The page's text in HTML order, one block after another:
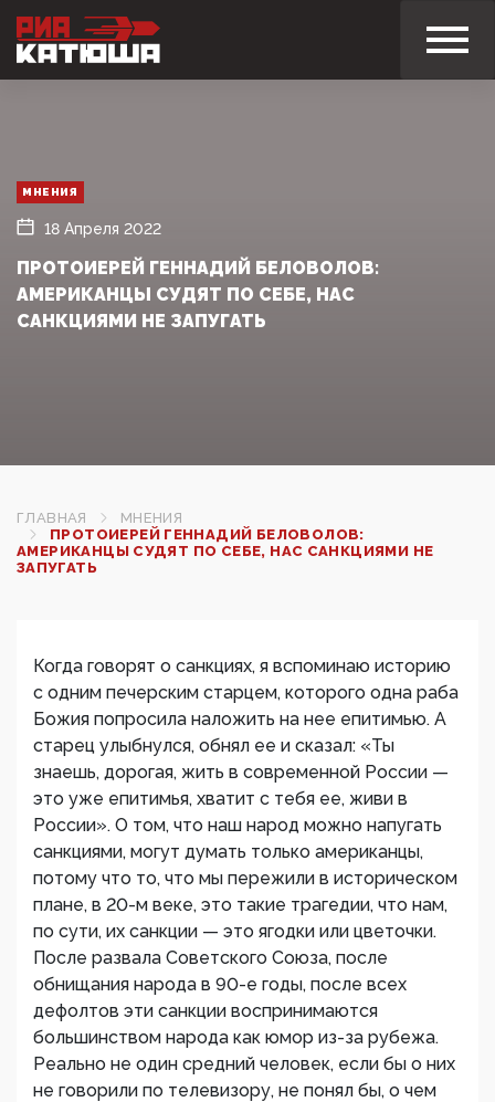
МНЕНИЯ
18 Апреля 2022
ПРОТОИЕРЕЙ ГЕННАДИЙ БЕЛОВОЛОВ:
АМЕРИКАНЦЫ СУДЯТ ПО СЕБЕ, НАС
САНКЦИЯМИ НЕ ЗАПУГАТЬ
ГЛАВНАЯ
МНЕНИЯ
ПРОТОИЕРЕЙ ГЕННАДИЙ БЕЛОВОЛОВ:
АМЕРИКАНЦЫ СУДЯТ ПО СЕБЕ, НАС САНКЦИЯМИ НЕ
ЗАПУГАТЬ
Когда говорят о санкциях, я вспоминаю историю
с одним печерским старцем, которого одна раба
Божия попросила наложить на нее епитимью. А
старец улыбнулся, обнял ее и сказал: «Ты
знаешь, дорогая, жить в современной России —
это уже епитимья, хватит с тебя ее, живи в
России». О том, что наш народ можно напугать
санкциями, могут думать только американцы,
потому что то, что мы пережили в историческом
плане, в 20-м веке, это такие трагедии, что нам,
по сути, их санкции — это ягодки или цветочки.
После развала Советского Союза, после
обнищания народа в 90-е годы, после всех
дефолтов эти санкции воспринимаются
большинством народа как юмор из-за рубежа.
Реально не один средний человек, если бы о них
не говорили по телевизору, не понял бы, о чем